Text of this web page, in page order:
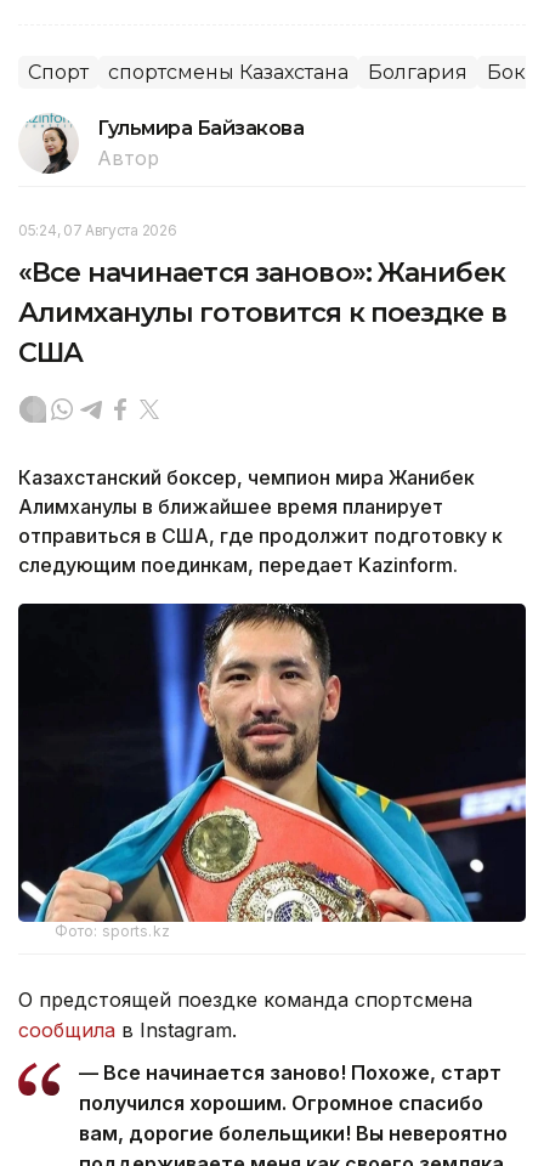
Спорт спортсмены Казахстана Болгария Бокс
Гульмира Байзакова
Автор
05:24, 07 Августа 2026
«Все начинается заново»: Жанибек
Алимханулы готовится к поездке в
США
Казахстанский боксер, чемпион мира Жанибек
Алимханулы в ближайшее время планирует
отправиться в США, где продолжит подготовку к
следующим поединкам, передает Kazinform.
Фото: sports.kz
О предстоящей поездке команда спортсмена
сообщила в Instagram.
— Все начинается заново! Похоже, старт
получился хорошим. Огромное спасибо
вам, дорогие болельщики! Вы невероятно